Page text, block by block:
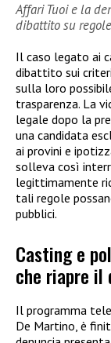
Affari Tuoi e la
dibattito su
Il caso legato ai
dibattito sui
sulla loro
trasparenza. La
legale dopo la
una candidata
ai provini e
solleva così
legittimamente
tali regole
pubblici.
Casting e
che riapre
Il programma
De Martino, è